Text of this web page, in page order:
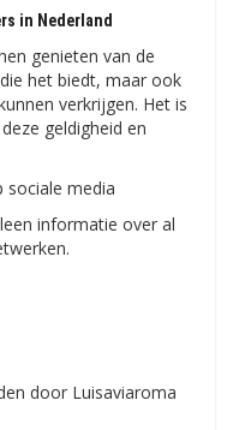
in Nederland
genieten van de
het biedt, maar ook
verkrijgen. Het is
geldigheid en
sociale media
informatie over al
door Luisaviaroma